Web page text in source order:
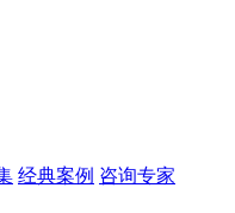
经典案例 咨询专家